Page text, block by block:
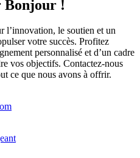
!
l’innovation, le soutien et un
votre succès. Profitez
personnalisé et d’un cadre
vos objectifs. Contactez-nous
ce que nous avons à offrir.